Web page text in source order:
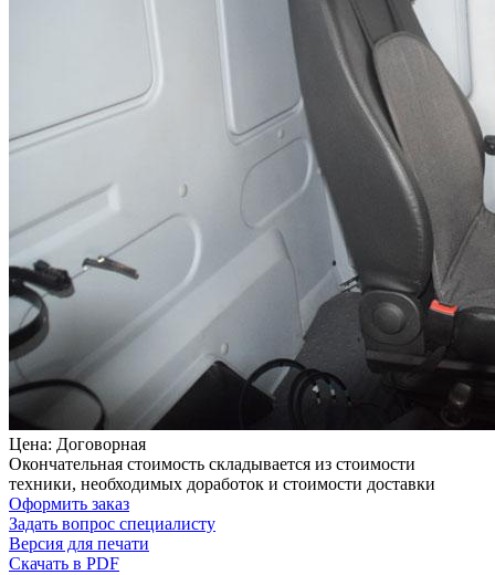
Цена: Договорная
Окончательная стоимость складывается из стоимости
техники, необходимых доработок и стоимости доставки
Оформить заказ
Задать вопрос специалисту
Версия для печати
Скачать в PDF